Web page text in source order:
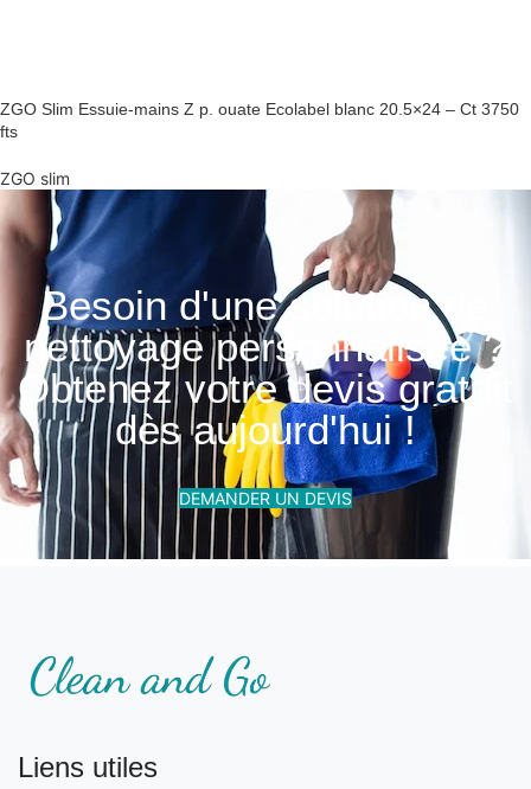
ZGO Slim Essuie-mains Z p. ouate Ecolabel blanc 20.5×24 – Ct 3750
fts
ZGO slim
Besoin d'une solution de
nettoyage personnalisée ?
Obtenez votre devis gratuit
dès aujourd'hui !
DEMANDER UN DEVIS
Liens utiles